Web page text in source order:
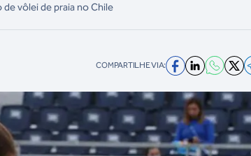
vôlei de praia no Chile
COMPARTILHE VIA: